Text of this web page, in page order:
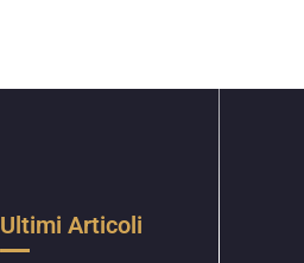
Ultimi Articoli